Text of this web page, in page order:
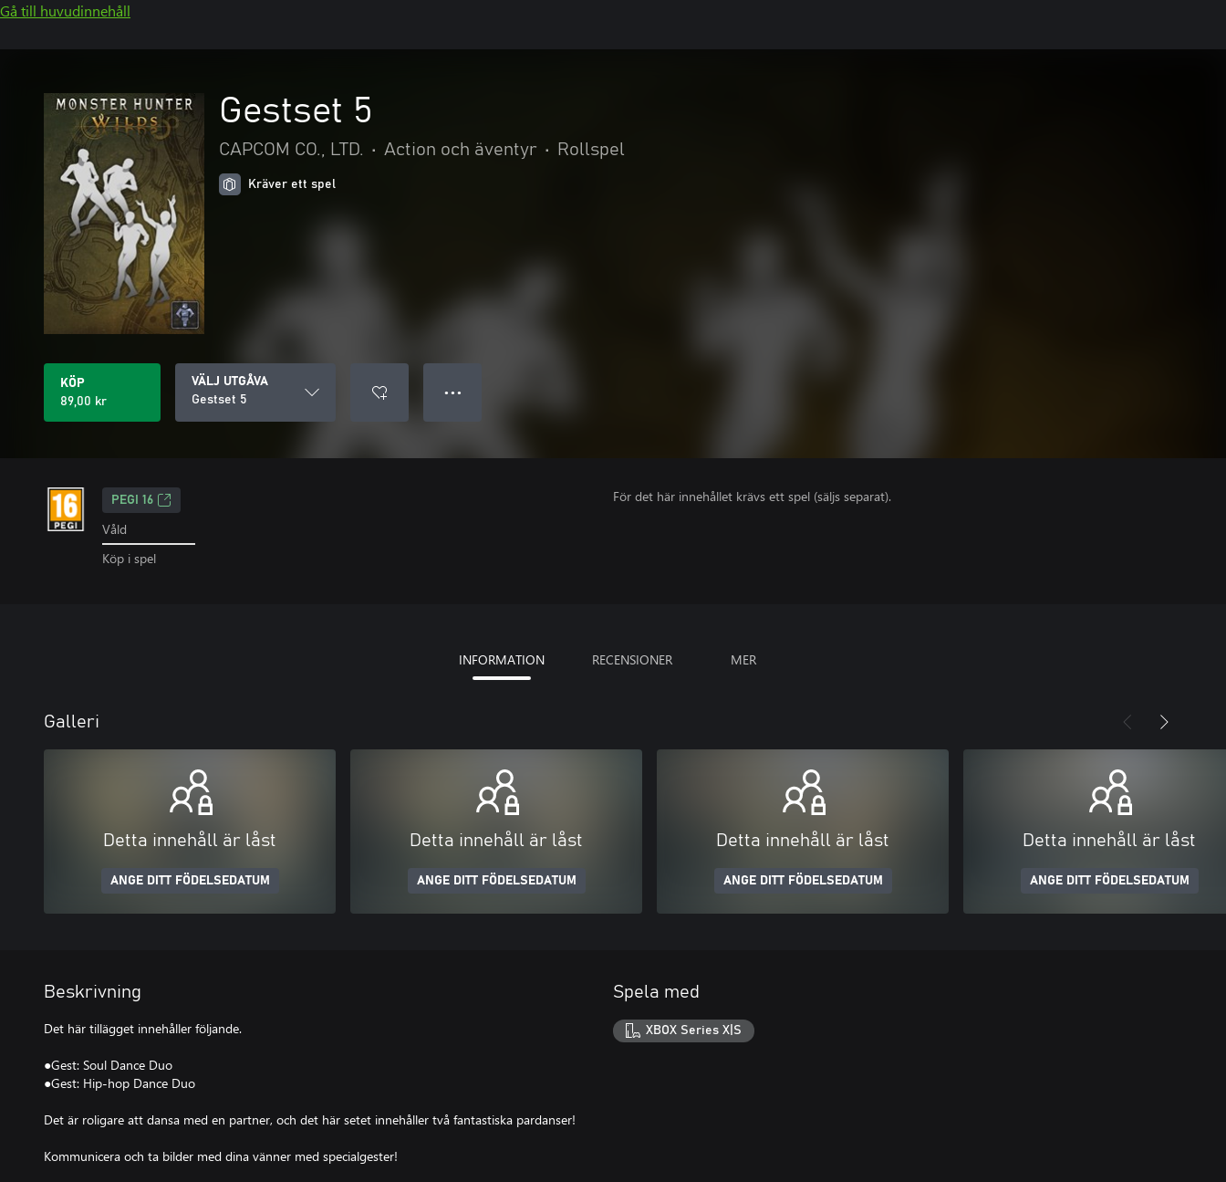
Gå till huvudinnehåll
Gestset 5
CAPCOM CO., LTD. • Action och äventyr • Rollspel
Kräver ett spel
KÖP
89,00 kr
VÄLJ UTGÅVA
Gestset 5
● ● ●
PEGI 16
Våld
Köp i spel
För det här innehållet krävs ett spel (säljs separat).
INFORMATION RECENSIONER MER
Galleri
Detta innehåll är låst
ANGE DITT FÖDELSEDATUM
Detta innehåll är låst
ANGE DITT FÖDELSEDATUM
Detta innehåll är låst
ANGE DITT FÖDELSEDATUM
Detta innehåll är låst
ANGE DITT FÖDELSEDATUM
Beskrivning
Det här tillägget innehåller följande.
●Gest: Soul Dance Duo
●Gest: Hip-hop Dance Duo
Det är roligare att dansa med en partner, och det här setet innehåller två fantastiska pardanser!
Kommunicera och ta bilder med dina vänner med specialgester!
Spela med
XBOX Series X|S